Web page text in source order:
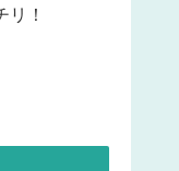
リ！